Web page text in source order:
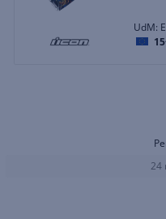
UdM:
24